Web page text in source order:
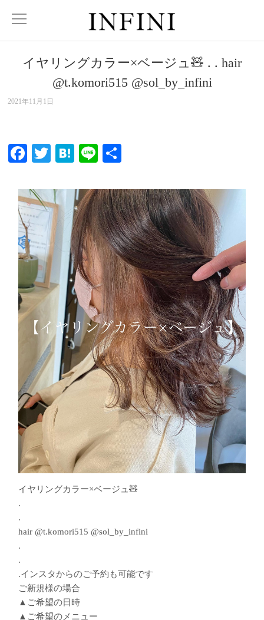
イヤリングカラー×ベージュ🧸 . . hair
@t.komori515 @sol_by_infini
2021年11月1日
Facebook
TwitterHatena
Line
イヤリングカラー×ベージュ🧸
.
.
hair @t.komori515 @sol_by_infini
.
.
.インスタからのご予約も可能です︎
ご新規様の場合
▲ご希望の日時
▲ご希望のメニュー